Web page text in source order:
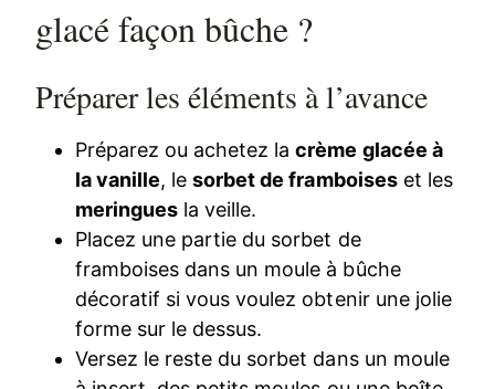
glacé façon bûche ?
Préparer les éléments à l’avance
Préparez ou achetez lacrème glacée à
la vanille, lesorbet de framboiseset les
meringues la veille.
Placez une partie du sorbet de
framboises dans un moule à bûche
décoratif si vous voulez obtenir une jolie
forme sur le dessus.
Versez le reste du sorbet dans un moule